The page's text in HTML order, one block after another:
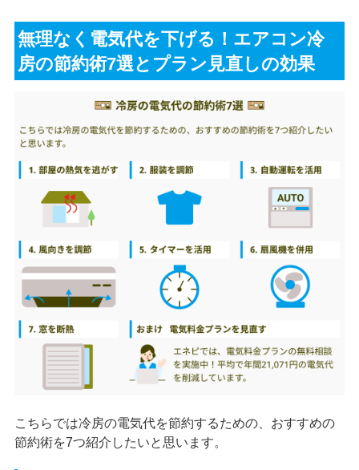
無理なく電気代を下げる！エアコン冷
房の節約術7選とプラン見直しの効果
こちらでは冷房の電気代を節約するための、おすすめの
節約術を7つ紹介したいと思います。